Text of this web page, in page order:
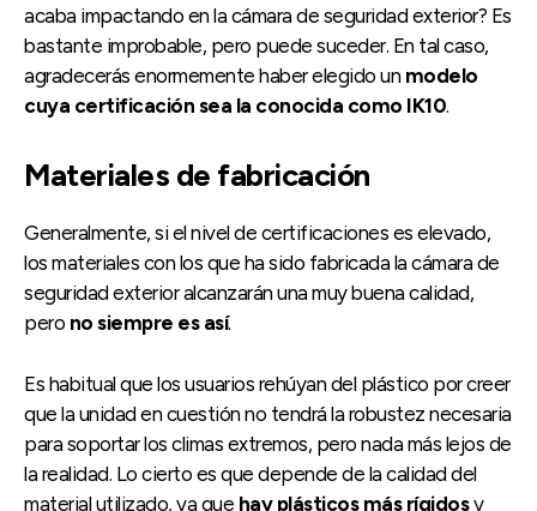
acaba impactando en la cámara de seguridad exterior? Es
bastante improbable, pero puede suceder. En tal caso,
agradecerás enormemente haber elegido unmodelo
cuya certificación sea la conocida como IK10.
Materiales de fabricación
Generalmente, si el nivel de certificaciones es elevado,
los materiales con los que ha sido fabricada la cámara de
seguridad exterior alcanzarán una muy buena calidad,
pero no siempre es así.
Es habitual que los usuarios rehúyan del plástico por creer
que la unidad en cuestión no tendrá la robustez necesaria
para soportar los climas extremos, pero nada más lejos de
la realidad. Lo cierto es que depende de la calidad del
material utilizado, ya que hay plásticos más rígidosy